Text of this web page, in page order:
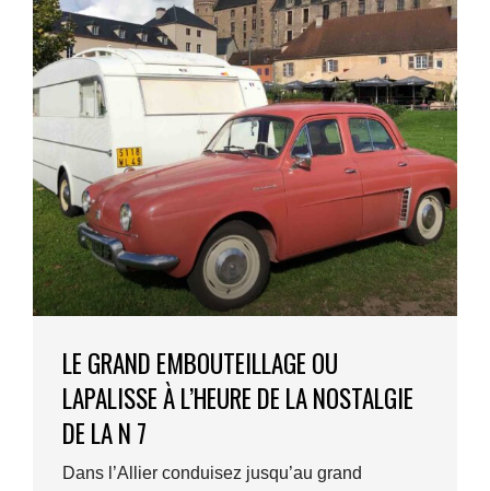
LE GRAND EMBOUTEILLAGE OU
LAPALISSE À L’HEURE DE LA NOSTALGIE
DE LA N 7
Dans l’Allier conduisez jusqu’au grand